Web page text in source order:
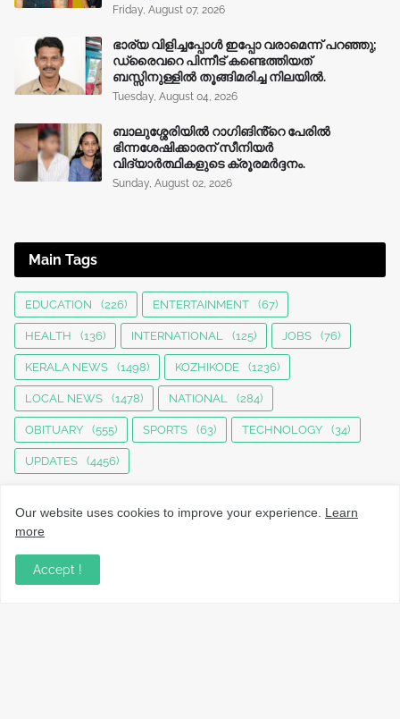
Friday, August 07, 2026
ഭാര്യ വിളിച്ചപ്പോള്‍ ഇപ്പോ വരാമെന്ന് പറഞ്ഞു;
ഡ്രൈവറെ പിന്നീട് കണ്ടെത്തിയത്
ബസ്സിനുള്ളില്‍ തൂങ്ങിമരിച്ച നിലയിൽ.
Tuesday, August 04, 2026
ബാലുശ്ശേരിയിൽ റാഗിങിൻ്റെ പേരിൽ
ഭിന്നശേഷിക്കാരന് സീനിയർ
വിദ്യാർത്ഥികളുടെ ക്രൂരമര്‍ദ്ദനം.
Sunday, August 02, 2026
Main Tags
EDUCATION (226) ENTERTAINMENT (67)
HEALTH (136) INTERNATIONAL (125) JOBS (76)
KERALA NEWS (1498) KOZHIKODE (1236)
LOCAL NEWS (1478) NATIONAL (284)
OBITUARY (555) SPORTS (63) TECHNOLOGY (34)
UPDATES (4456)
നാട്ടുവാർത്തകൾ, തൊഴിൽ, വിദ്യാഭ്യാസം, വാണിജ്യം,
Our website uses cookies to improve your experience. Learn
more
Accept !